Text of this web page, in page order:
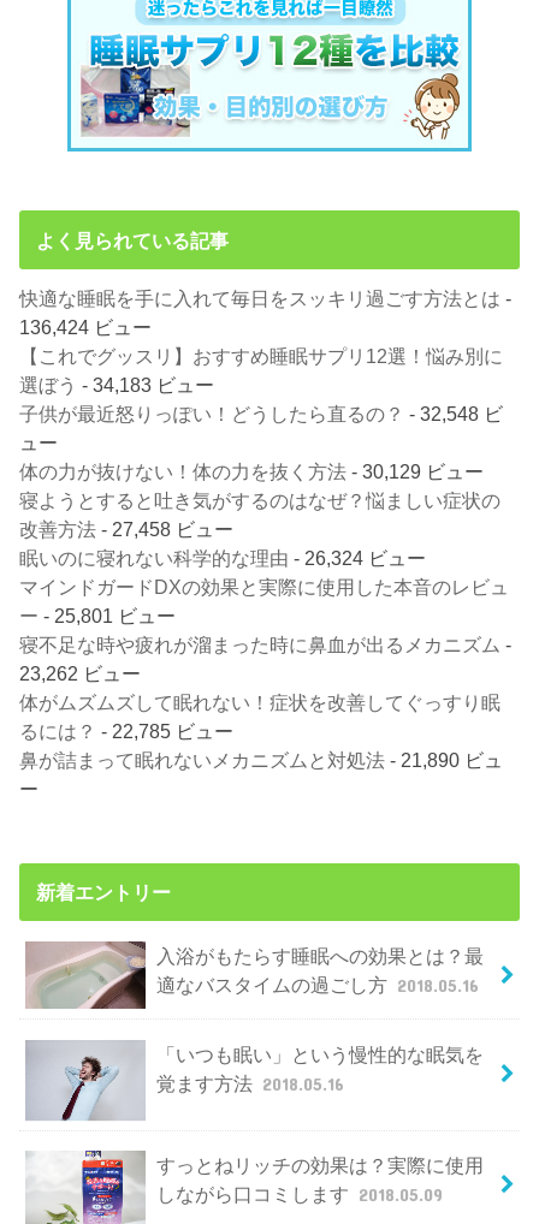
よく見られている記事
快適な睡眠を手に入れて毎日をスッキリ過ごす方法とは -
136,424 ビュー
【これでグッスリ】おすすめ睡眠サプリ12選！悩み別に
選ぼう - 34,183 ビュー
子供が最近怒りっぽい！どうしたら直るの？ - 32,548 ビ
ュー
体の力が抜けない！体の力を抜く方法 - 30,129 ビュー
寝ようとすると吐き気がするのはなぜ？悩ましい症状の
改善方法 - 27,458 ビュー
眠いのに寝れない科学的な理由 - 26,324 ビュー
マインドガードDXの効果と実際に使用した本音のレビュ
ー - 25,801 ビュー
寝不足な時や疲れが溜まった時に鼻血が出るメカニズム -
23,262 ビュー
体がムズムズして眠れない！症状を改善してぐっすり眠
るには？ - 22,785 ビュー
鼻が詰まって眠れないメカニズムと対処法 - 21,890 ビュ
ー
新着エントリー
入浴がもたらす睡眠への効果とは？最
適なバスタイムの過ごし方 2018.05.16
「いつも眠い」という慢性的な眠気を
覚ます方法 2018.05.16
すっとねリッチの効果は？実際に使用
しながら口コミします 2018.05.09